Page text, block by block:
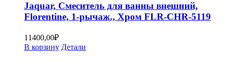
Jaquar, Смеситель для ванны внешний,
Florentine, 1-рычаж., Хром FLR-CHR-5119
11400,00₽
В корзину Детали